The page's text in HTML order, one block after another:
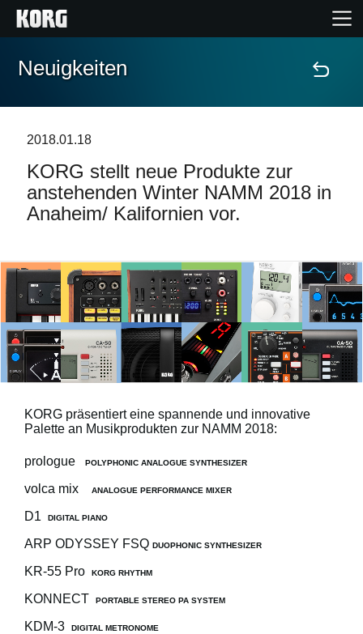
Home
Extras
Events
Support
Händlersuche
Shop
Neuigkeiten
Social Media
Über KORG
Neuigkeiten
2018.01.18
KORG stellt neue Produkte zur
anstehenden Winter NAMM 2018 in
Anaheim/ Kalifornien vor.
KORG präsentiert eine spannende und innovative
Palette an Musikprodukten zur NAMM 2018:
prologue POLYPHONIC ANALOGUE SYNTHESIZER
volca mix ANALOGUE PERFORMANCE MIXER
D1 DIGITAL PIANO
ARP ODYSSEY FSQ DUOPHONIC SYNTHESIZER
KR-55 Pro KORG RHYTHM
KONNECT PORTABLE STEREO PA SYSTEM
KDM-3 DIGITAL METRONOME